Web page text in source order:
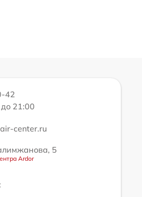
42
21:00
center.ru
5
Ardor